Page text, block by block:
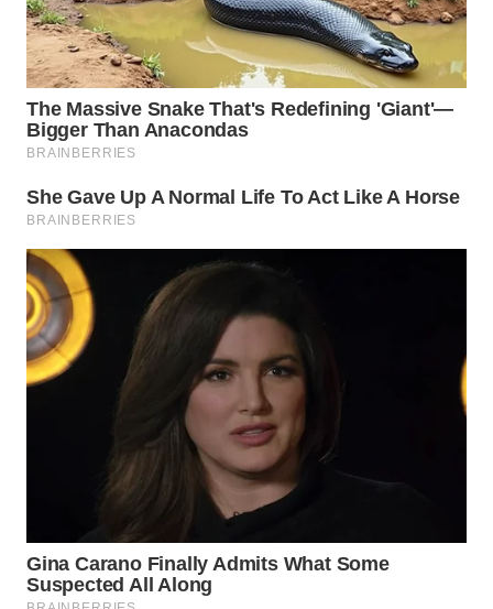
WN
BINTAN
WN
MANDALIKA
WN
LIKUPANG
WN
LABUANBAJO
WN
BORNEO
NEWS